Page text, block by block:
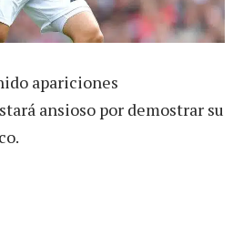
apariciones
ansioso por demostrar su